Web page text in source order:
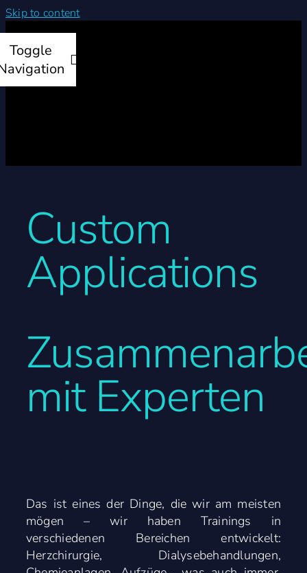
Skip to content
Toggle
Leistungen
Unternehmen
Custom
Applications
mit Experten
Das ist eines der Dinge, die wir am meisten
mögen – wir haben Trainings in
verschiedenen Bereichen entwickelt:
Herzchirurgie, Dialysebehandlungen,